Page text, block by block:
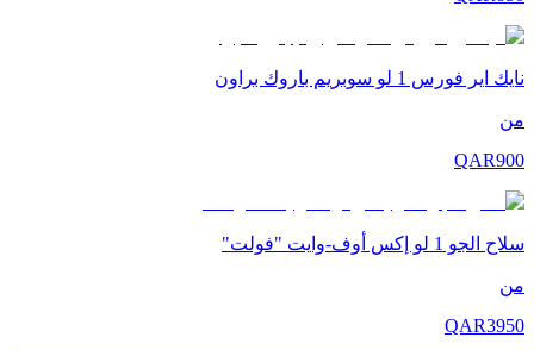
نايك اير فورس 1 لو سوبريم باروك براون
من
QAR900
سلاح الجو 1 لو إكس أوف-وايت "فولت"
من
QAR3950